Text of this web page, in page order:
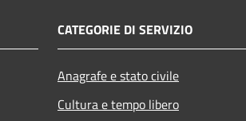
CATEGORIE DI SERVIZIO
Anagrafe e stato civile
Cultura e tempo libero